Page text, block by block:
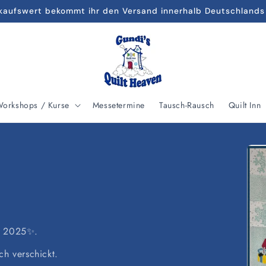
bekommt ihr den Versand innerhalb
/ Kurse Messetermine Tausch-Rausch Quilt Inn
2025✨.
verschickt.